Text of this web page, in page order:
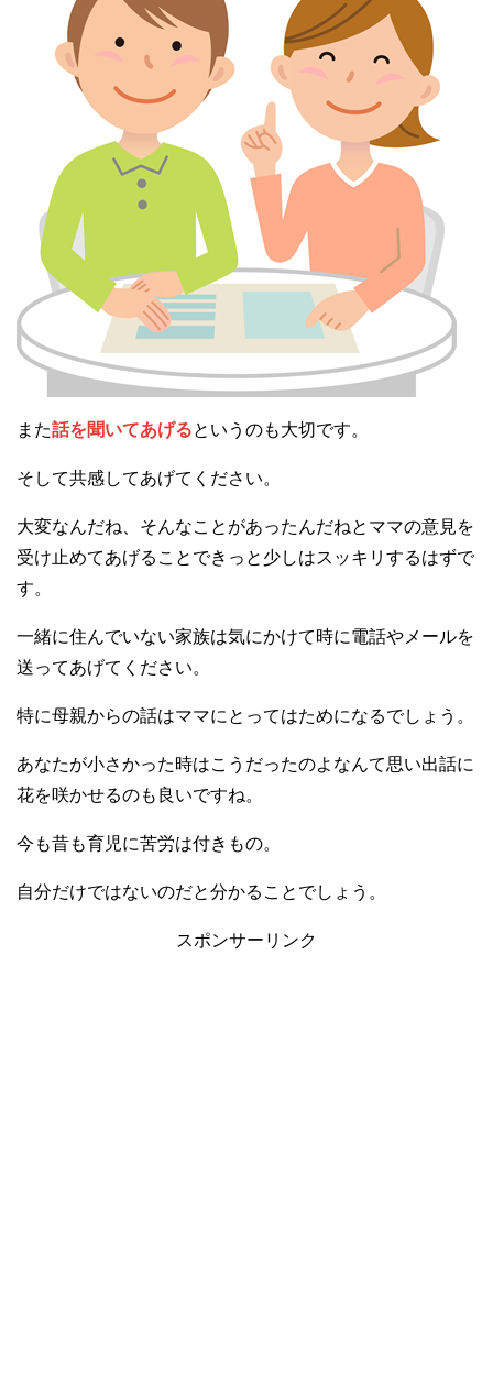
また話を聞いてあげるというのも大切です。
そして共感してあげてください。
大変なんだね、そんなことがあったんだねとママの意見を
受け止めてあげることできっと少しはスッキリするはずで
す。
一緒に住んでいない家族は気にかけて時に電話やメールを
送ってあげてください。
特に母親からの話はママにとってはためになるでしょう。
あなたが小さかった時はこうだったのよなんて思い出話に
花を咲かせるのも良いですね。
今も昔も育児に苦労は付きもの。
自分だけではないのだと分かることでしょう。
スポンサーリンク